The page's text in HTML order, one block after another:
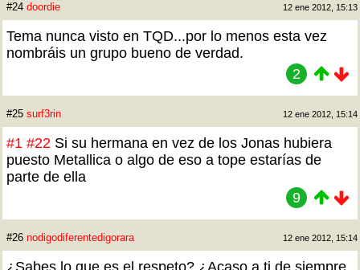
#24 doordie 12 ene 2012, 15:13
Tema nunca visto en TQD...por lo menos esta vez
nombráis un grupo bueno de verdad.
2
#25 surf3rin 12 ene 2012, 15:14
#1 #22 Si su hermana en vez de los Jonas hubiera
puesto Metallica o algo de eso a tope estarías de
parte de ella
9
#26 nodigodiferentedigorara 12 ene 2012, 15:14
¿Sabes lo que es el respeto? ¿Acaso a ti de siempre